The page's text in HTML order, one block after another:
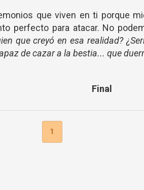
que viven en ti porque
perfecto para atacar. No
que creyó en esa realidad?
de cazar a la bestia... que
Final
1